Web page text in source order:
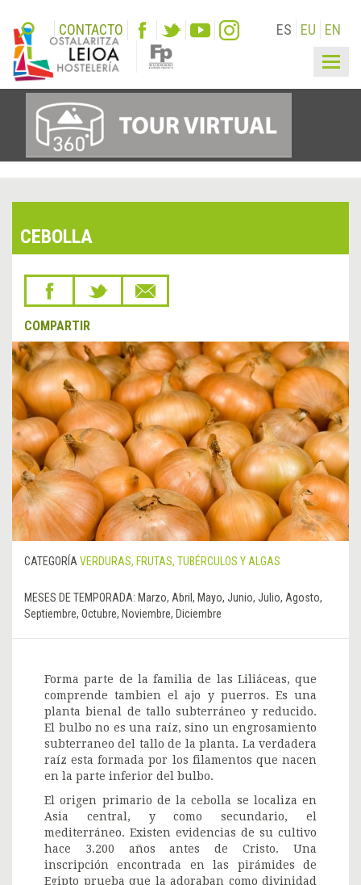
CONTACTO ES EU EN
CEBOLLA
COMPARTIR
CATEGORÍAVERDURAS, FRUTAS, TUBÉRCULOS Y ALGAS
MESES DE TEMPORADA: Marzo, Abril, Mayo, Junio, Julio, Agosto,
Septiembre, Octubre, Noviembre, Diciembre
Forma parte de la familia de las Liliáceas, que
comprende tambien el ajo y puerros. Es una
planta bienal de tallo subterráneo y reducido.
El bulbo no es una raíz, sino un engrosamiento
subterraneo del tallo de la planta. La verdadera
raíz esta formada por los filamentos que nacen
en la parte inferior del bulbo.
El origen primario de la cebolla se localiza en
Asia central, y como secundario, el
mediterráneo. Existen evidencias de su cultivo
hace 3.200 años antes de Cristo. Una
inscripción encontrada en las pirámides de
Egipto prueba que la adoraban como divinidad